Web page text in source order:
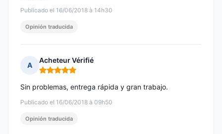
Publicado el 16/06/2018 à 14h30
Opinión traducida
A
Acheteur Vérifié
Nota: 5 de 5
Publicado el 16/06/2018 à 09h50
Sin problemas, entrega rápida y gran trabajo.
Opinión traducida